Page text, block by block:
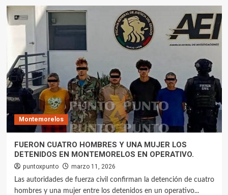
Montemorelos
FUERON CUATRO HOMBRES Y UNA MUJER LOS
DETENIDOS EN MONTEMORELOS EN OPERATIVO.
puntoxpunto marzo 11, 2026
Las autoridades de fuerza civil confirman la detención de cuatro
hombres y una mujer entre los detenidos en un operativo...